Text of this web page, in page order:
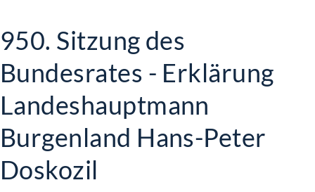
950. Sitzung des
Bundesrates - Erklärung
Landeshauptmann
Burgenland Hans-Peter
Doskozil